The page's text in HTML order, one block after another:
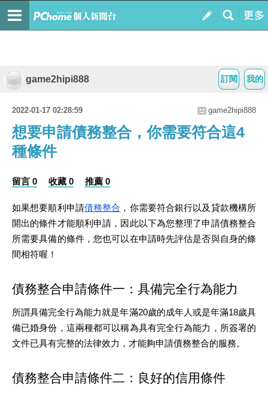
我的
訂閱
game2hipi888
2022-01-17 02:28:59 game2hipi888
想要申請債務整合，你需要符合這4
種條件
留言 0 收藏 0 推薦 0
如果想要順利申請債務整合 ，你需要符合銀行以及貸款機構所
開出的條件才能順利申請，因此以下為您整理了申請債務整合
所需要具備的條件，您也可以在申請時先評估是否與自身的條
間相符喔！
債務整合申請條件一：具備完全行為能力
所謂具備完全行為能力就是年滿20歲的成年人或是年滿18歲具
備已婚身份，這兩種都可以稱為具有完全行為能力，所簽署的
文件已具有完整的法律效力，才能夠申請債務整合的服務。
債務整合申請條件二：良好的信用條件